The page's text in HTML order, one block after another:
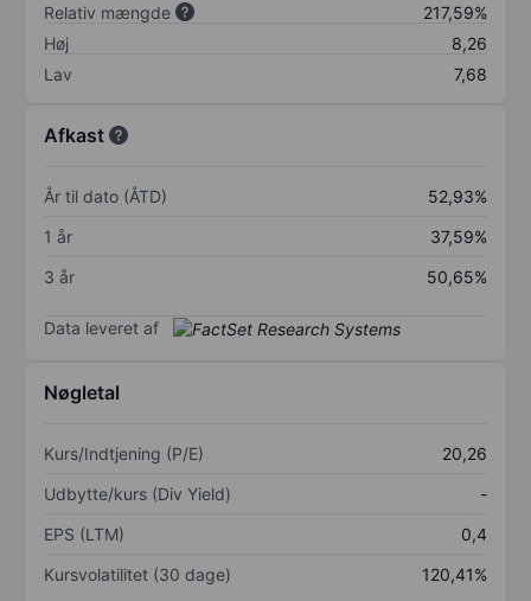
Relativ mængde
217,59%
Høj
8,26
Lav
7,68
Afkast
År til dato (ÅTD)
52,93%
1 år
37,59%
3 år
50,65%
Data leveret af
Nøgletal
Kurs/Indtjening (P/E)
20,26
Udbytte/kurs (Div Yield)
-
EPS (LTM)
0,4
Kursvolatilitet (30 dage)
120,41%